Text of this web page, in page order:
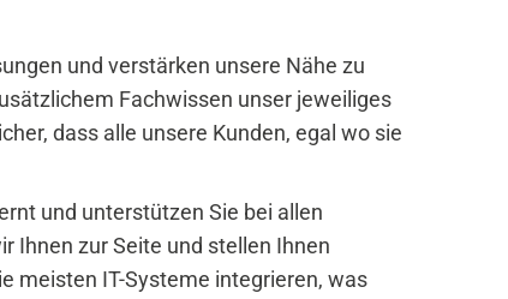
und verstärken unsere Nähe zu
Fachwissen unser jeweiliges
dass alle unsere Kunden, egal wo sie
und unterstützen Sie bei allen
Ihnen zur Seite und stellen Ihnen
meisten IT-Systeme integrieren, was